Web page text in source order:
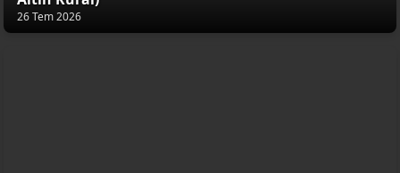
26 Tem 2026